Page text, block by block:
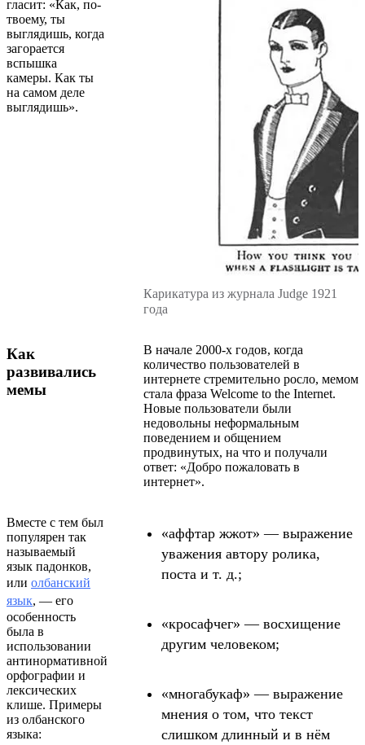
гласит: «Как, по-
твоему, ты
выглядишь, когда
загорается
вспышка
камеры. Как ты
на самом деле
выглядишь».
Карикатура из журнала Judge 1921
года
Как
развивались
мемы
В начале 2000-х годов, когда
количество пользователей в
интернете стремительно росло, мемом
стала фраза Welcome to the Internet.
Новые пользователи были
недовольны неформальным
поведением и общением
продвинутых, на что и получали
ответ: «Добро пожаловать в
интернет».
Вместе с тем был
популярен так
называемый
язык падонков,
или олбанский
язык, — его
особенность
была в
использовании
антинормативной
орфографии и
лексических
клише. Примеры
из олбанского
языка:
«аффтар жжот» — выражение
уважения автору ролика,
поста и т. д.;
«кросафчег» — восхищение
другим человеком;
«многабукаф» — выражение
мнения о том, что текст
слишком длинный и в нём